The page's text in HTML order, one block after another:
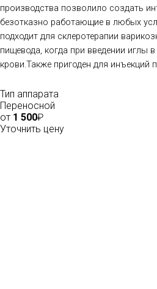
производства позволило создать
безотказно работающие в любых
подходит для склеротерапии
пищевода, когда при введении иглы
крови.Также пригоден для инъекций
Тип аппарата
Переносной
от 1 500₽
Уточнить цену